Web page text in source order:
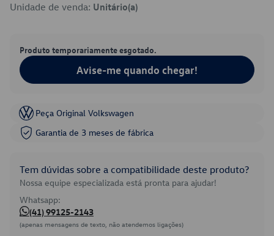
Unidade de venda: Unitário(a)
Produto temporariamente esgotado.
Avise-me quando chegar!
Peça Original Volkswagen
Garantia de 3 meses de fábrica
Tem dúvidas sobre a compatibilidade deste produto?
Nossa equipe especializada está pronta para ajudar!
Whatsapp:
(41) 99125-2143
(apenas mensagens de texto, não atendemos ligações)